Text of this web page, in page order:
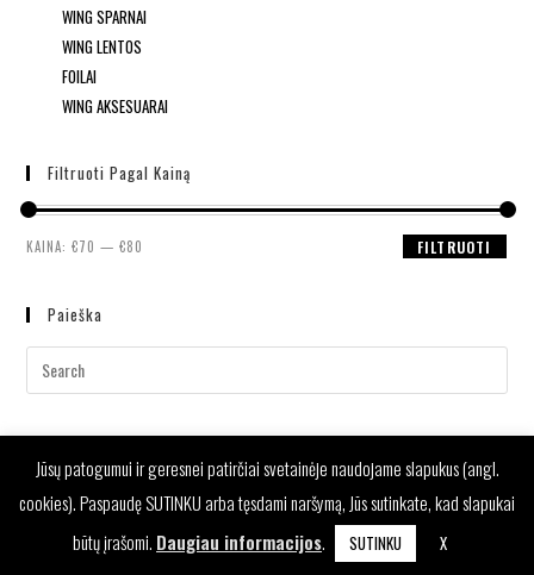
WING SPARNAI
WING LENTOS
FOILAI
WING AKSESUARAI
Filtruoti Pagal Kainą
FILTRUOTI
KAINA:€70 —€80
Paieška
Jūsų patogumui ir geresnei patirčiai svetainėje naudojame slapukus (angl.
cookies). Paspaudę SUTINKU arba tęsdami naršymą, Jūs sutinkate, kad slapukai
būtų įrašomi. Daugiau informacijos. SUTINKU X